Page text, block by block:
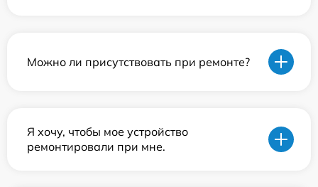
Можно ли присутствовать при ремонте?
Я хочу, чтобы мое устройство
ремонтировали при мне.